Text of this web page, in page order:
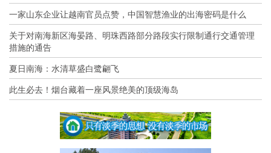
一家山东企业让越南官员点赞，中国智慧渔业的出海密码是什么
关于对南海新区海晏路、明珠西路部分路段实行限制通行交通管理
措施的通告
夏日南海：水清草盛白鹭翩飞
此生必去！烟台藏着一座风景绝美的顶级海岛